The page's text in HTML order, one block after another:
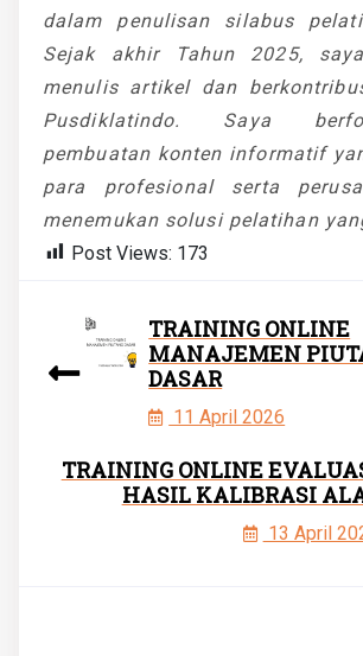
dalam penulisan silabus
Sejak akhir Tahun 2025,
menulis artikel dan
Pusdiklatindo. Saya
pembuatan konten informatif
para profesional serta
menemukan solusi pelatihan
Post Views: 173
TRAINING ONLINE
MANAJEMEN
DASAR
11 April 2026
TRAINING ONLINE
HASIL KALIBRASI
13 April